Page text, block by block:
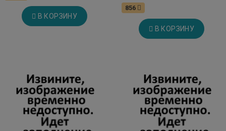
В КОРЗИНУ
856
В КОРЗИНУ